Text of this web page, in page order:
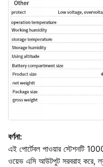
বর্ণনা:
এই পোর্টেবল পাওয়ার স্টেশনটি
ওয়েভ এসি আউটপুট সরবরাহ করে,